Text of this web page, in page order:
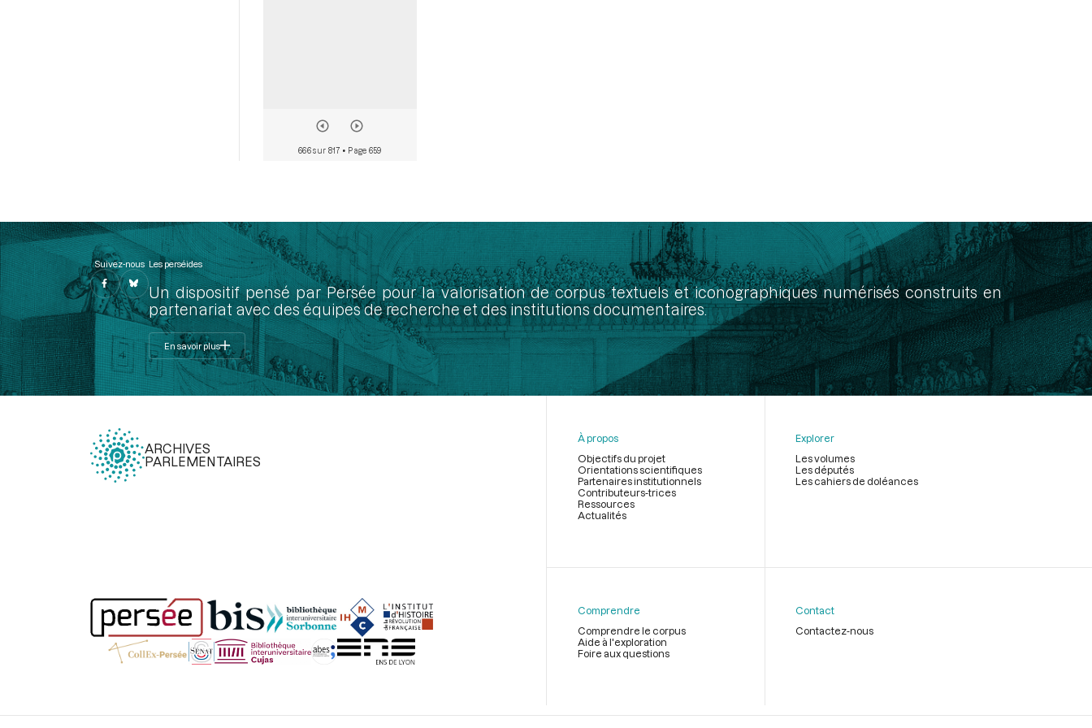
666 sur 817 • Page 659
Suivez-nous Les perséides
Un dispositif pensé par Persée pour la valorisation de corpus textuels et iconographiques numérisés construits en
partenariat avec des équipes de recherche et des institutions documentaires.
En savoir plus
ARCHIVES
PARLEMENTAIRES
page
À propos
Objectifs du projet
Orientations scientifiques
Partenaires institutionnels
Contributeurs-trices
Ressources
Actualités
Explorer
Les volumes
Les députés
Les cahiers de doléances
Comprendre
Comprendre le corpus
Aide à l'exploration
Foire aux questions
Contact
Contactez-nous
Légal